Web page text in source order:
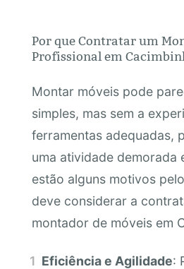
Por que Contratar um
Profissional em
Montar móveis pode
simples, mas sem a
ferramentas adequadas,
uma atividade demorada
estão alguns motivos
deve considerar a
montador de móveis em
Eficiência e Agilidade: